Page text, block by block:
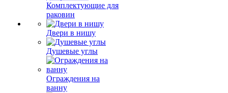
Комплектующие для
раковин
Двери в нишу
Душевые углы
Ограждения на
ванну